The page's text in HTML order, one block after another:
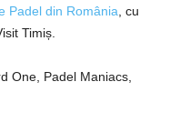
Padel din România , cu
Timiș.
One, Padel Maniacs,